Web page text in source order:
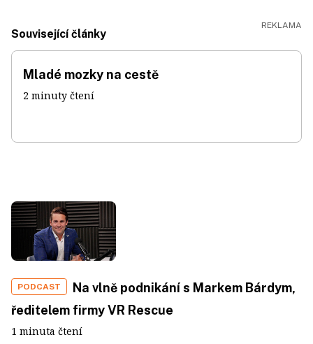
Související články
Mladé mozky na cestě
2 minuty čtení
PODCAST
Na vlně podnikání s Markem Bárdym,
ředitelem firmy VR Rescue
1 minuta čtení